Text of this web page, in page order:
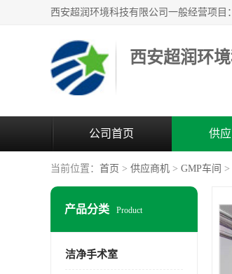
西安超润环
公司首页 供
当前位置： 首页 > 供应商机 > GMP车间 >
产品分类 Product
洁净手术室